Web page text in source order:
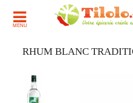
MENU
RHUM BLANC